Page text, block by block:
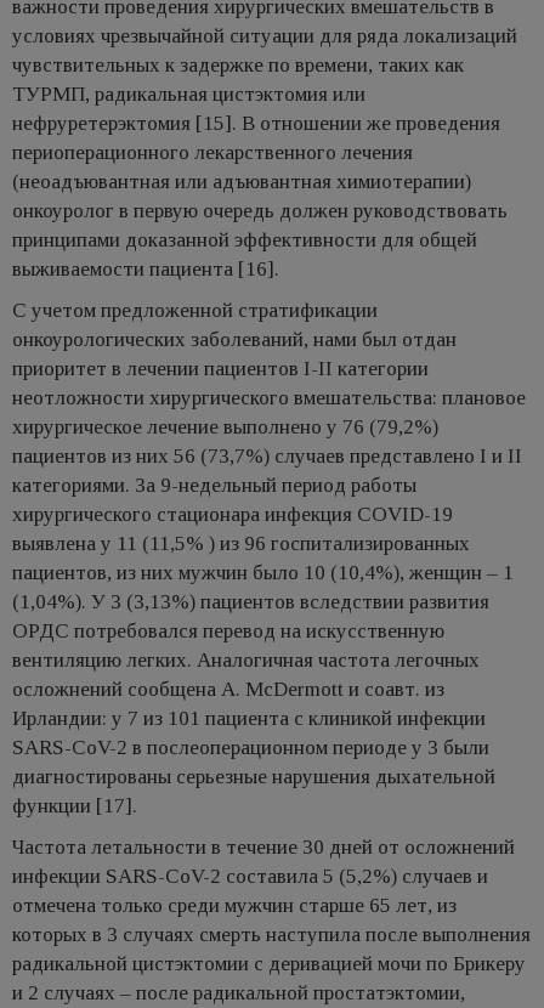
важности проведения хирургических вмешательств в
условиях чрезвычайной ситуации для ряда локализаций
чувствительных к задержке по времени, таких как
ТУРМП, радикальная цистэктомия или
нефруретерэктомия [15]. В отношении же проведения
периоперационного лекарственного лечения
(неоадъювантная или адъювантная химиотерапии)
онкоуролог в первую очередь должен руководствовать
принципами доказанной эффективности для общей
выживаемости пациента [16].
С учетом предложенной стратификации
онкоурологических заболеваний, нами был отдан
приоритет в лечении пациентов I-II категории
неотложности хирургического вмешательства: плановое
хирургическое лечение выполнено у 76 (79,2%)
пациентов из них 56 (73,7%) случаев представлено I и II
категориями. За 9-недельный период работы
хирургического стационара инфекция COVID-19
выявлена у 11 (11,5% ) из 96 госпитализированных
пациентов, из них мужчин было 10 (10,4%), женщин – 1
(1,04%). У 3 (3,13%) пациентов вследствии развития
ОРДС потребовался перевод на искусственную
вентиляцию легких. Аналогичная частота легочных
осложнений сообщена A. McDermott и соавт. из
Ирландии: у 7 из 101 пациента с клиникой инфекции
SARS-CoV-2 в послеоперационном периоде у 3 были
диагностированы серьезные нарушения дыхательной
функции [17].
Частота летальности в течение 30 дней от осложнений
инфекции SARS-CoV-2 составила 5 (5,2%) случаев и
отмечена только среди мужчин старше 65 лет, из
которых в 3 случаях смерть наступила после выполнения
радикальной цистэктомии с деривацией мочи по Брикеру
и 2 случаях – после радикальной простатэктомии,